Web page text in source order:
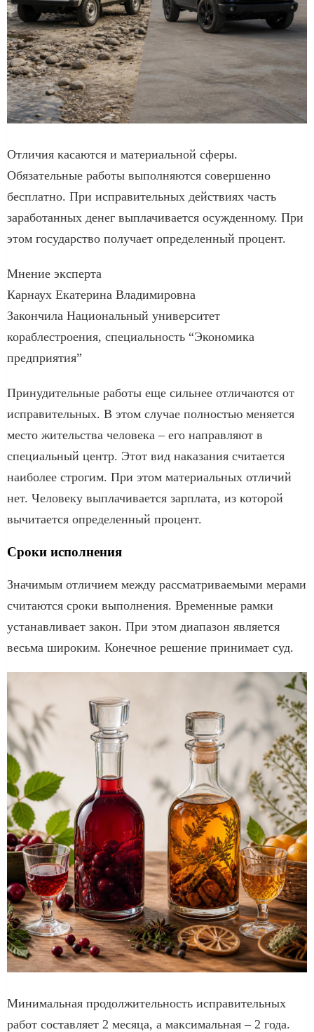
Отличия касаются и материальной сферы.
Обязательные работы выполняются совершенно
бесплатно. При исправительных действиях часть
заработанных денег выплачивается осужденному. При
этом государство получает определенный процент.
Мнение эксперта
Карнаух Екатерина Владимировна
Закончила Национальный университет
кораблестроения, специальность “Экономика
предприятия”
Принудительные работы еще сильнее отличаются от
исправительных. В этом случае полностью меняется
место жительства человека – его направляют в
специальный центр. Этот вид наказания считается
наиболее строгим. При этом материальных отличий
нет. Человеку выплачивается зарплата, из которой
вычитается определенный процент.
Сроки исполнения
Значимым отличием между рассматриваемыми мерами
считаются сроки выполнения. Временные рамки
устанавливает закон. При этом диапазон является
весьма широким. Конечное решение принимает суд.
Минимальная продолжительность исправительных
работ составляет 2 месяца, а максимальная – 2 года.